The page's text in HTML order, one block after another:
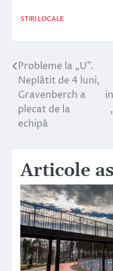
STIRI LOCALE
Navigare
în
articole
Probleme la „U”.
Neplătit de 4 luni,
Gravenberch a
plecat de la
echipă
Articole